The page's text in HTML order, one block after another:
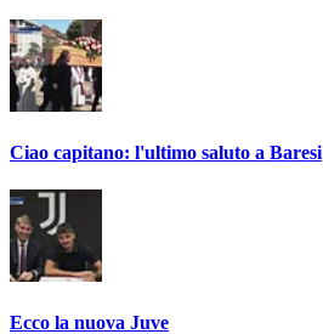
Ciao capitano: l'ultimo saluto a Baresi
Ecco la nuova Juve